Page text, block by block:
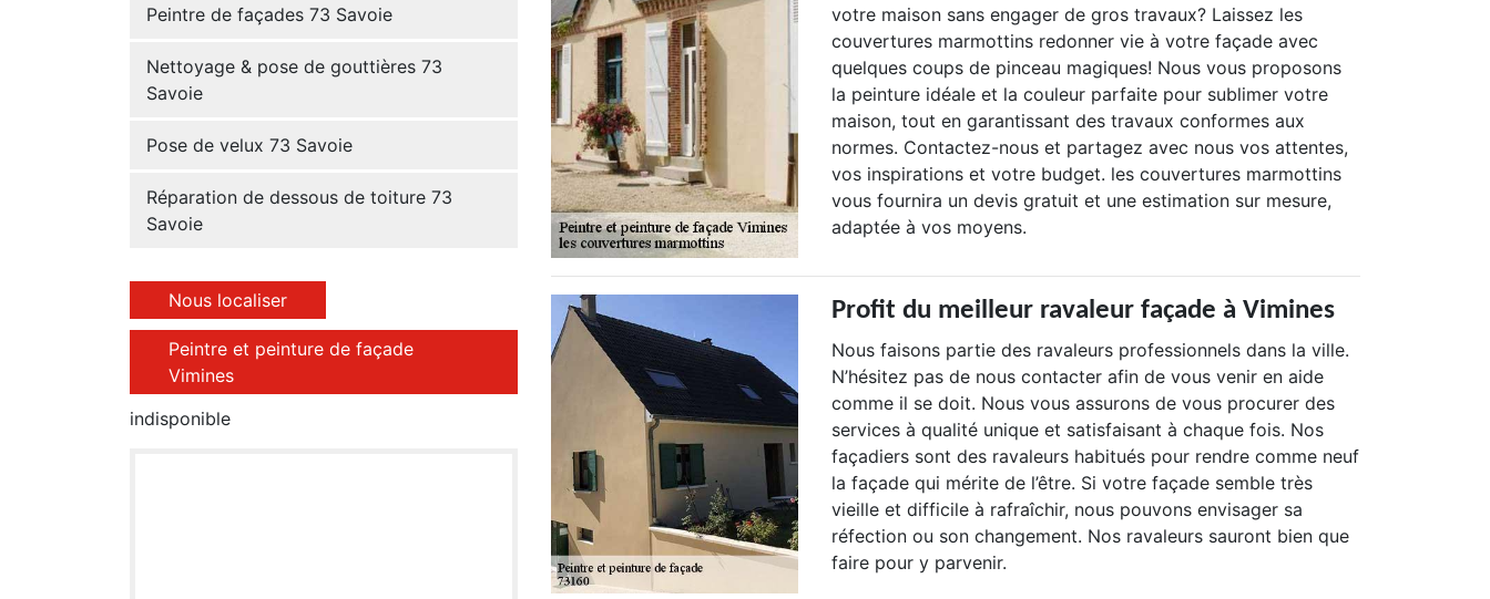
Peintre de façades 73 Savoie
Nettoyage & pose de gouttières 73
Savoie
Pose de velux 73 Savoie
Réparation de dessous de toiture 73
Savoie
Nous localiser
Peintre et peinture de façade
Vimines
indisponible
votre maison sans engager de gros travaux? Laissez les
couvertures marmottins redonner vie à votre façade avec
quelques coups de pinceau magiques! Nous vous proposons
la peinture idéale et la couleur parfaite pour sublimer votre
maison, tout en garantissant des travaux conformes aux
normes. Contactez-nous et partagez avec nous vos attentes,
vos inspirations et votre budget. les couvertures marmottins
vous fournira un devis gratuit et une estimation sur mesure,
adaptée à vos moyens.
Profit du meilleur ravaleur façade à Vimines
Nous faisons partie des ravaleurs professionnels dans la ville.
N’hésitez pas de nous contacter afin de vous venir en aide
comme il se doit. Nous vous assurons de vous procurer des
services à qualité unique et satisfaisant à chaque fois. Nos
façadiers sont des ravaleurs habitués pour rendre comme neuf
la façade qui mérite de l’être. Si votre façade semble très
vieille et difficile à rafraîchir, nous pouvons envisager sa
réfection ou son changement. Nos ravaleurs sauront bien que
faire pour y parvenir.